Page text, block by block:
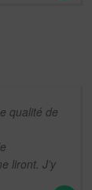
qualité de
liront. J’y